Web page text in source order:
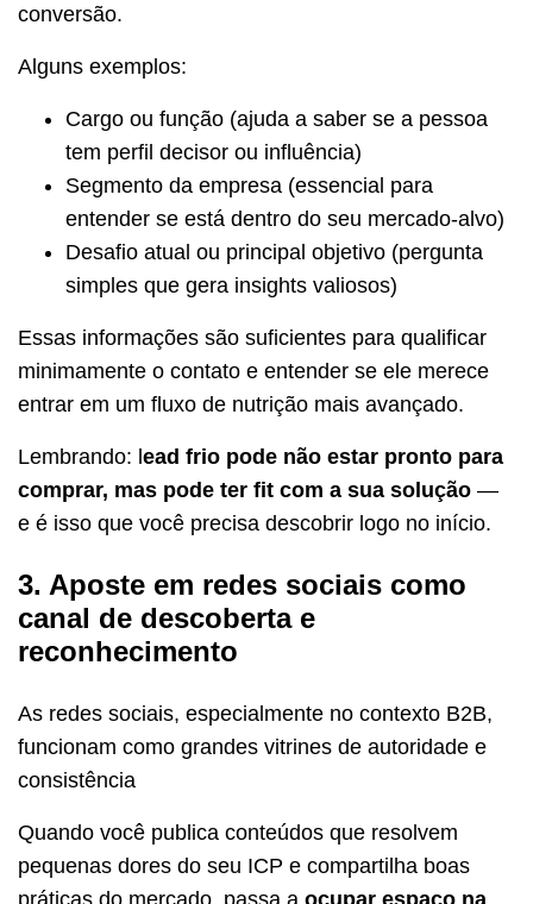
conversão.
Alguns exemplos:
Cargo ou função (ajuda a saber se a pessoa
tem perfil decisor ou influência)
Segmento da empresa (essencial para
entender se está dentro do seu mercado-alvo)
Desafio atual ou principal objetivo (pergunta
simples que gera insights valiosos)
Essas informações são suficientes para qualificar
minimamente o contato e entender se ele merece
entrar em um fluxo de nutrição mais avançado.
Lembrando: lead frio pode não estar pronto para
comprar, mas pode ter fit com a sua solução —
e é isso que você precisa descobrir logo no início.
3. Aposte em redes sociais como
canal de descoberta e
reconhecimento
As redes sociais, especialmente no contexto B2B,
funcionam como grandes vitrines de autoridade e
consistência
Quando você publica conteúdos que resolvem
pequenas dores do seu ICP e compartilha boas
práticas do mercado, passa a ocupar espaço na